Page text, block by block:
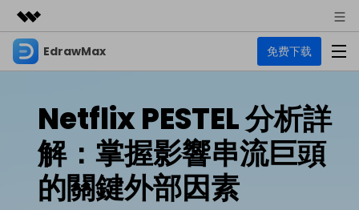
精選產品
實用工具
解決方案
關於我們
新聞中心
EdrawMax 免费下载
EdrawMax
多合一圖表軟體
圖表
商業用途
流程圖
資源
Netflix PESTEL 分析詳
解：掌握影響串流巨頭
的關鍵外部因素